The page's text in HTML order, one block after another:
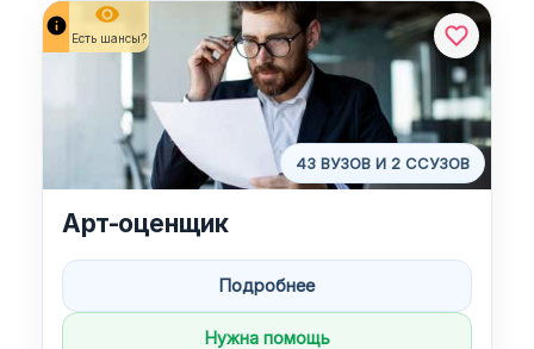
info remove_red_eye
Есть шансы?
43 ВУЗОВ И 2 ССУЗОВ
Арт-оценщик
Подробнее
Нужна помощь